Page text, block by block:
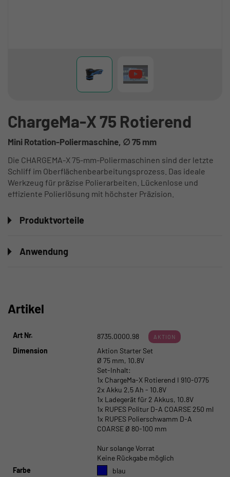
ChargeMa-X 75 Rotierend
Mini Rotation-Poliermaschine, ∅ 75 mm
Die CHARGEMA-X 75-mm-Poliermaschinen sind der letzte
Schliff im Oberflächenbearbeitungsprozess. Das ideale
Werkzeug für präzise Polierarbeiten. Lückenlose und
effiziente Polierlösung mit höchster Präzision.
Produktvorteile
Anwendung
Artikel
Art Nr. 8735.0000.98 AKTION
Dimension
Aktion Starter Set
Ø 75 mm, 10.8V
Set-Inhalt:
1x ChargeMa-X Rotierend I 910-0775
2x Akku 2,5 Ah - 10.8V
1x Ladegerät für 2 Akkus, 10.8V
1x RUPES Politur D-A COARSE 250 ml
1x RUPES Polierschwamm D-A
COARSE Ø 80-100 mm
Nur solange Vorrat
Keine Rückgabe möglich
Farbe
blau